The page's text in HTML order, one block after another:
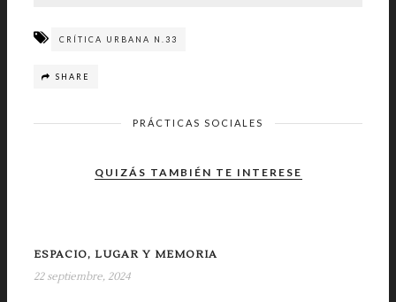
CRÍTICA URBANA N.33
SHARE
PRÁCTICAS SOCIALES
QUIZÁS TAMBIÉN TE INTERESE
ESPACIO, LUGAR Y MEMORIA
22 septiembre, 2024